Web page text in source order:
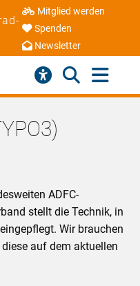
Mitglied werden
Spenden
Newsletter
ADFC-
stellt die Technik, in
Wir brauchen
auf dem aktuellen